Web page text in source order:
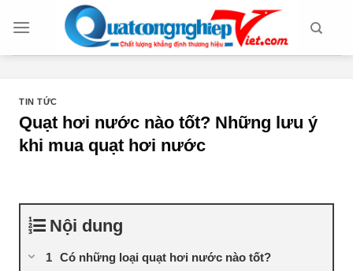
đến
TIN TỨC
Quạt hơi nước nào tốt? Những lưu ý
khi mua quạt hơi nước
Nội dung
Có những loại quạt hơi nước nào tốt?